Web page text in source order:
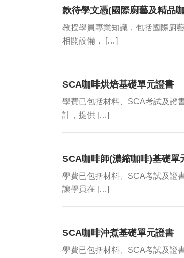
款待學文憑(國際廚藝及精品
教授學員專業知識，包括國際廚
相關設備， […]
SCA咖啡烘焙基礎單元證書
學費已包括材料、SCA考試及證
計，提供 […]
SCA咖啡師(濃縮咖啡)基礎單
學費已包括材料、SCA考試及證
讓學員在 […]
SCA咖啡沖煮基礎單元證書
學費已包括材料、SCA考試及證